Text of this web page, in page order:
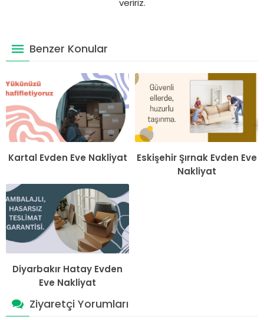
veririz.
Benzer Konular
Kartal Evden Eve Nakliyat
Eskişehir Şırnak Evden Eve
Nakliyat
Diyarbakır Hatay Evden
Eve Nakliyat
Ziyaretçi Yorumları